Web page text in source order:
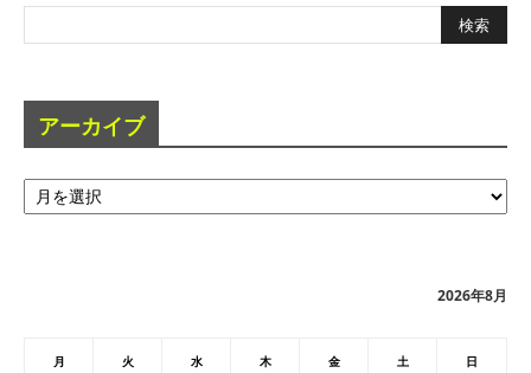
アーカイブ
ア
ー
2026年8月
月 火 水 木 金 土 日